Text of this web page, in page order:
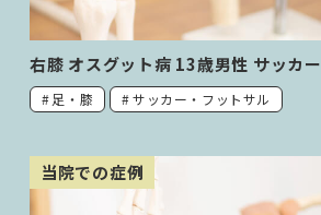
右膝 オスグット病 13歳男性 サッカー
足・膝 サッカー・フットサル
当院での症例